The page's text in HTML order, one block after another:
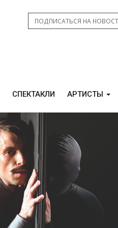
ПОДПИСАТЬСЯ НА
СПЕКТАКЛИ АРТИСТЫ